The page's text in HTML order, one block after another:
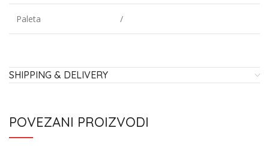
Paleta /
SHIPPING & DELIVERY
POVEZANI PROIZVODI